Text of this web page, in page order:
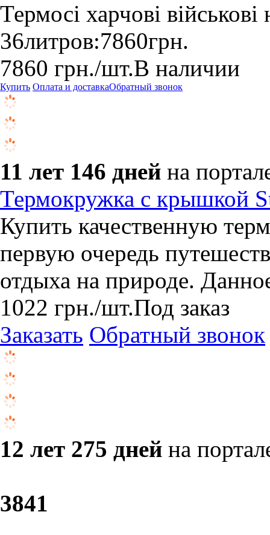
Термосі харчові
36литров:7860грн.
7860 грн./шт.В наличии
Купить Оплата и доставкаОбратный звонок
11 лет 146 дней на
Термокружка с крышкой
Купить качественную
первую очередь
отдыха на природе.
1022 грн./шт.Под заказ
Заказать Обратный звонок
12 лет 275 дней на
3841